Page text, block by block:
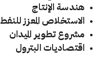
هندسة الإنتاج
الاستخلاص المعزز للنفط
مشروع تطوير الميدان
اقتصاديات البترول